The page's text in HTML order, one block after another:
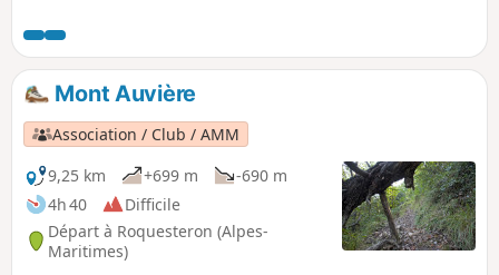
gauche est devenue française en 1860.
Promenade en forêt le long d'une piste forestière
aménagée en sentier botanique, partir à la
découverte des arbres et plantes du moyen pays.
Mont Auvière
Association / Club / AMM
9,25 km
+699 m
-690 m
4h 40
Difficile
Départ à Roquesteron (Alpes-
Maritimes)